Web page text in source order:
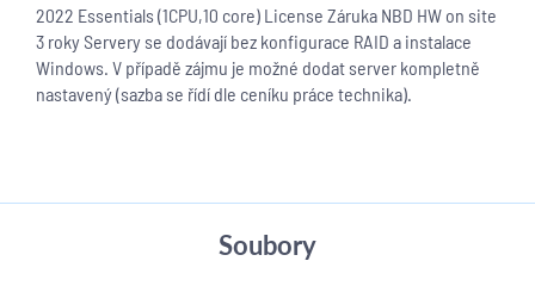
2022 Essentials (1CPU,10 core) License Záruka NBD HW on site
3 roky Servery se dodávají bez konfigurace RAID a instalace
Windows. V případě zájmu je možné dodat server kompletně
nastavený (sazba se řídí dle ceníku práce technika).
Soubory